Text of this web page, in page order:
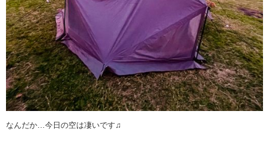
なんだか…今日の空は凄いです♫